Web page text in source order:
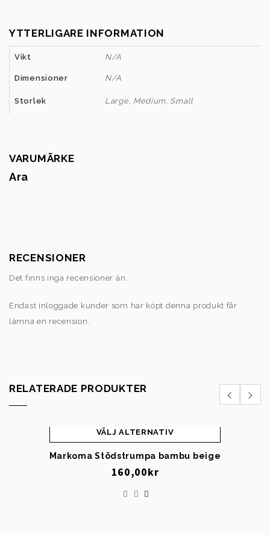
YTTERLIGARE INFORMATION
Vikt N/A
Dimensioner N/A
Storlek Large, Medium, Small
VARUMÄRKE
Ara
RECENSIONER
Det finns inga recensioner än.
Endast inloggade kunder som har köpt denna produkt får
lämna en recension.
RELATERADE PRODUKTER
Markoma Stödstrumpa bambu beige
160,00kr
VÄLJ ALTERNATIV